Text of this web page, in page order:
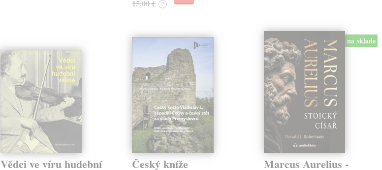
15,00 € ?
Vědci ve víru hudební Český kníže
na sklade
Marcus Aurelius -